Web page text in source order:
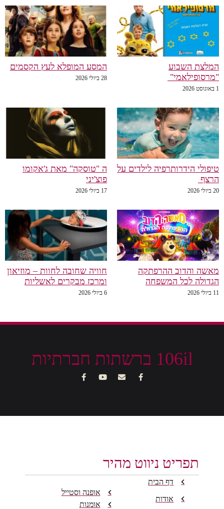
המלצת השבוע
"מרסופילאמי"
1 באוגוסט 2026
המסע המופלא לעץ הקסמים
28 ביולי 2026
טיפולי הידרותרפיה לילדים על
הרצף
20 ביולי 2026
ה "טוסקה" מאת ג'אקומו
פוצ'יני
17 ביולי 2026
מאשה והדוב ההרפתקה
הגדולה לכל המשפחה
11 ביולי 2026
חוויה שחובה לחוות – מוזיאון
ומרכז מבקרים לאשליות
6 ביולי 2026
106il ברשתות חברתיות
תפריט ניווט מהיר
דף הבית
אודות
אופנה וסטייל
אומנות